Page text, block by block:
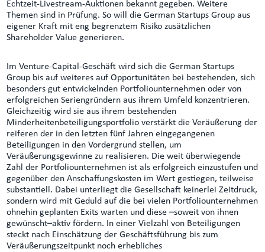
Echtzeit-Livestream-Auktionen bekannt gegeben. Weitere
Themen sind in Prüfung. So will die German Startups Group aus
eigener Kraft mit eng begrenztem Risiko zusätzlichen
Shareholder Value generieren.
Im Venture-Capital-Geschäft wird sich die German Startups
Group bis auf weiteres auf Opportunitäten bei bestehenden, sich
besonders gut entwickelnden Portfoliounternehmen oder von
erfolgreichen Seriengründern aus ihrem Umfeld konzentrieren.
Gleichzeitig wird sie aus ihrem bestehenden
Minderheitenbeteiligungsportfolio verstärkt die Veräußerung der
reiferen der in den letzten fünf Jahren eingegangenen
Beteiligungen in den Vordergrund stellen, um
Veräußerungsgewinne zu realisieren. Die weit überwiegende
Zahl der Portfoliounternehmen ist als erfolgreich einzustufen und
gegenüber den Anschaffungskosten im Wert gestiegen, teilweise
substantiell. Dabei unterliegt die Gesellschaft keinerlei Zeitdruck,
sondern wird mit Geduld auf die bei vielen Portfoliounternehmen
ohnehin geplanten Exits warten und diese –soweit von ihnen
gewünscht–aktiv fördern. In einer Vielzahl von Beteiligungen
steckt nach Einschätzung der Geschäftsführung bis zum
Veräußerungszeitpunkt noch erhebliches